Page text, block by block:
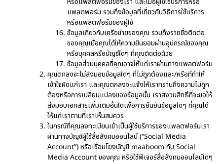
แพลตฟอร์ม รวมถึงข้อมูลที่เกี่ยวกับวิธีการใช้บริการ
หรือแพลตฟอร์มของผู้ใช้
ข้อมูลเกี่ยวกับเครือข่ายของคุณ รวมถึงรายชื่อติดต่อ
ของคุณเมื่อคุณได้ให้ความยินยอมผ่านอุปกรณ์ของคุณ
หรือบุคคลหรือบัญชีใดๆ ที่คุณติดต่อด้วย
ข้อมูลส่วนบุคคลที่คุณอาจให้แก่เราผ่านทางแพลตฟอร์ม
คุณตกลงจะไม่ส่งมอบข้อมูลใดๆ ที่ไม่ถูกต้องและ/หรือที่ทำให้
เข้าใจผิดแก่เรา และคุณตกลงจะแจ้งให้เราทราบถึงความไม่ถูก
ต้องหรือการเปลี่ยนแปลงของข้อมูลนั้น เราสงวนสิทธิ์ที่จะขอให้
ส่งมอบเอกสารเพิ่มเติมอื่นใดเพื่อการยืนยันข้อมูลใดๆ ที่คุณได้
ให้แก่เราตามที่เราเห็นสมควร
ในกรณีที่คุณลงทะเบียนเข้าเป็นผู้ใช้บริการของแพลตฟอร์มเรา
ผ่านทางบัญชีผู้ใช้สื่อสังคมออนไลน์ (“Social Media
Account”) หรือเชื่อมโยงบัญชี maaboom กับ Social
Media Account ของคุณ หรือใช้ฟีเจอร์สื่อสังคมออนไลน์ใดๆ